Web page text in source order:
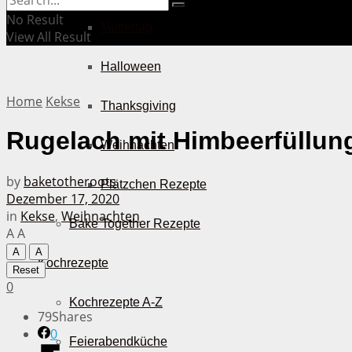
Halloween
Thanksgiving
Weihnachten
Plätzchen Rezepte
Bake Together Rezepte
Kochrezepte
Kochrezepte A-Z
Feierabendküche
No Result
View All Result
Home Kekse
Rugelach mit
by baketotheroots
Dezember 17, 2020
in Kekse, Weihnachten
AA
A
A
Reset
0
79Shares
0